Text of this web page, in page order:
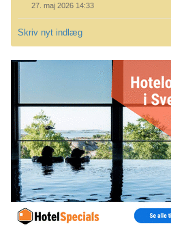
27. maj 2026 14:33
Skriv nyt indlæg